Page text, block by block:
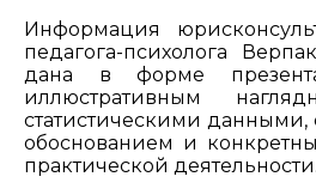
Информация
педагога-психолога
дана в форме
иллюстративным
статистическими данными,
обоснованием и
практической деятельности.